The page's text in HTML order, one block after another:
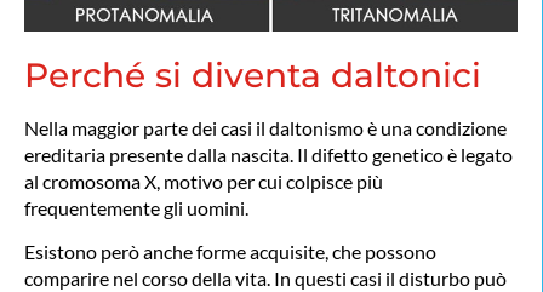
Perché si diventa daltonici
Nella maggior parte dei casi il daltonismo è una condizione
ereditaria presente dalla nascita. Il difetto genetico è legato
al cromosoma X, motivo per cui colpisce più
frequentemente gli uomini.
Esistono però anche forme acquisite, che possono
comparire nel corso della vita. In questi casi il disturbo può